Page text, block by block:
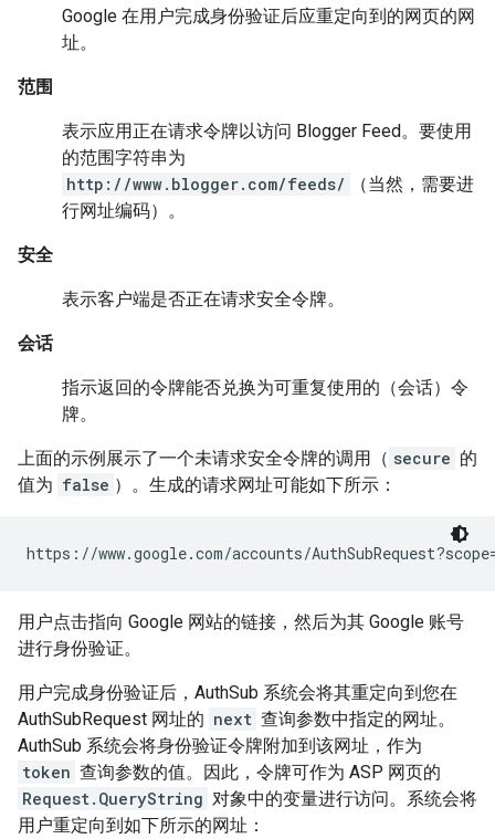
Google 在用户完成身份验证后应重定向到的网页的网
址。
范围
表示应用正在请求令牌以访问 Blogger Feed。要使用
的范围字符串为
http://www.blogger.com/feeds/
（当然，需要进
行网址编码）。
安全
表示客户端是否正在请求安全令牌。
会话
指示返回的令牌能否兑换为可重复使用的（会话）令
牌。
上面的示例展示了一个未请求安全令牌的调用（ secure 的
值为 false ）。生成的请求网址可能如下所示：
用户点击指向 Google 网站的链接，然后为其 Google 账号
进行身份验证。
用户完成身份验证后，AuthSub 系统会将其重定向到您在
AuthSubRequest 网址的 next 查询参数中指定的网址。
AuthSub 系统会将身份验证令牌附加到该网址，作为
token 查询参数的值。因此，令牌可作为 ASP 网页的
Request.QueryString 对象中的变量进行访问。系统会将
用户重定向到如下所示的网址：